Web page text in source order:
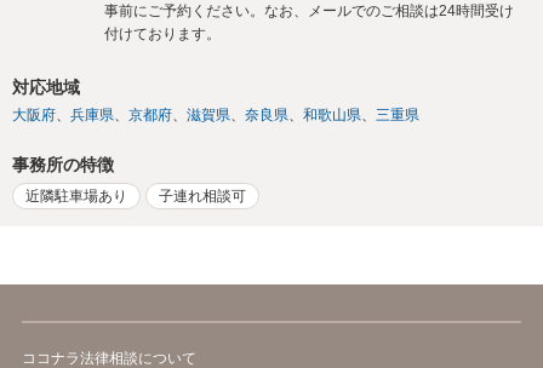
事前にご予約ください。なお、メールでのご相談は24時間受け
付けております。
対応地域
大阪府 兵庫県 京都府 滋賀県 奈良県 和歌山県 三重県
事務所の特徴
近隣駐車場あり 子連れ相談可
ココナラ法律相談について